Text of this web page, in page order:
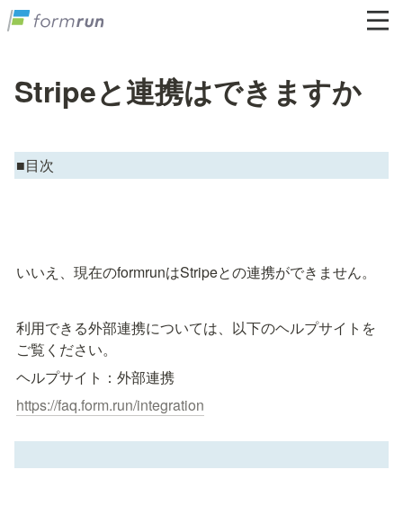
Stripeと連携はできますか
■目次
いいえ、現在のformrunはStripeとの連携ができません。
利用できる外部連携については、以下のヘルプサイトを
ご覧ください。
ヘルプサイト：外部連携
https://faq.form.run/integration